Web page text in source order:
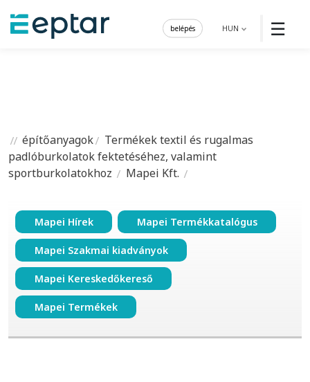
☰
HUN
belépés
építőanyagok
Termékek textil és rugalmas
padlóburkolatok fektetéséhez, valamint
sportburkolatokhoz
Mapei Kft.
Mapei Hírek Mapei Termékkatalógus
Mapei Szakmai kiadványok
Mapei Kereskedőkereső
Mapei Termékek